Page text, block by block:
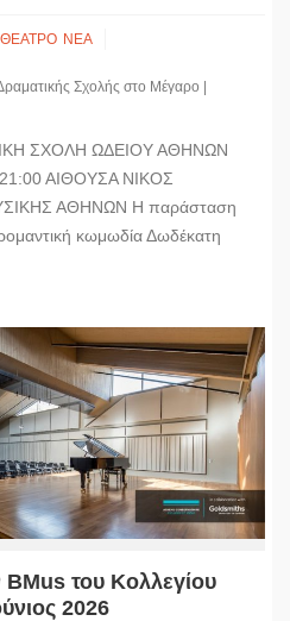
ΘΕΑΤΡΟ ΝΕΑ
Σχολής στο Μέγαρο |
ΣΧΟΛΗ ΩΔΕΙΟΥ ΑΘΗΝΩΝ
ΑΙΘΟΥΣΑ ΝΙΚΟΣ
ΑΘΗΝΩΝ H παράσταση
κωμωδία Δωδέκατη
BMus του Κολλεγίου
2026